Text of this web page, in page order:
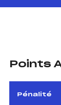
Points
Pénalité